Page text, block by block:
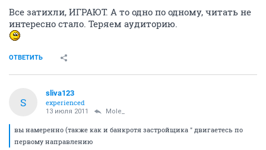
Все затихли, ИГРАЮТ. А то одно по одному, читать не
интересно стало. Теряем аудиторию.
ОТВЕТИТЬ
S
sliva123
experienced
13 июля 2011 Mole_
вы намеренно (также как и банкротя застройщика " двигаетесь по
первому направлению